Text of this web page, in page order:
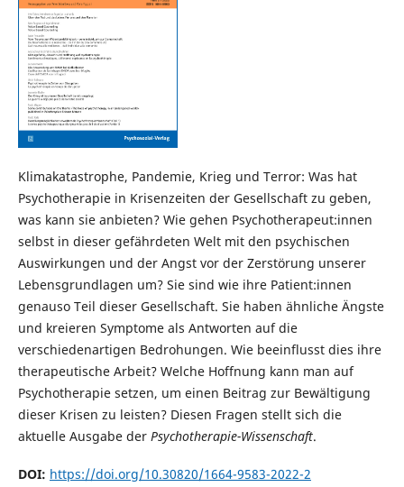
Klimakatastrophe, Pandemie, Krieg und Terror: Was hat
Psychotherapie in Krisenzeiten der Gesellschaft zu geben,
was kann sie anbieten? Wie gehen Psychotherapeut:innen
selbst in dieser gefährdeten Welt mit den psychischen
Auswirkungen und der Angst vor der Zerstörung unserer
Lebensgrundlagen um? Sie sind wie ihre Patient:innen
genauso Teil dieser Gesellschaft. Sie haben ähnliche Ängste
und kreieren Symptome als Antworten auf die
verschiedenartigen Bedrohungen. Wie beeinflusst dies ihre
therapeutische Arbeit? Welche Hoffnung kann man auf
Psychotherapie setzen, um einen Beitrag zur Bewältigung
dieser Krisen zu leisten? Diesen Fragen stellt sich die
aktuelle Ausgabe der Psychotherapie-Wissenschaft.
DOI: https://doi.org/10.30820/1664-9583-2022-2